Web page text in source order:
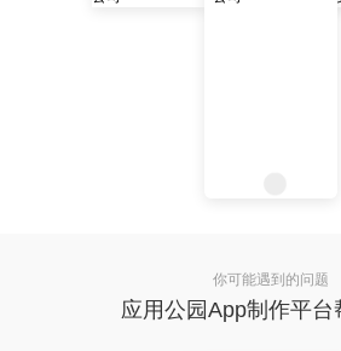
你可能遇到的问题
应用公园App制作平台